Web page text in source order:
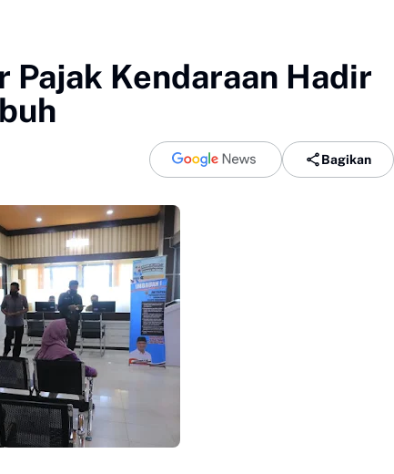
Pajak Kendaraan Hadir
Bagikan